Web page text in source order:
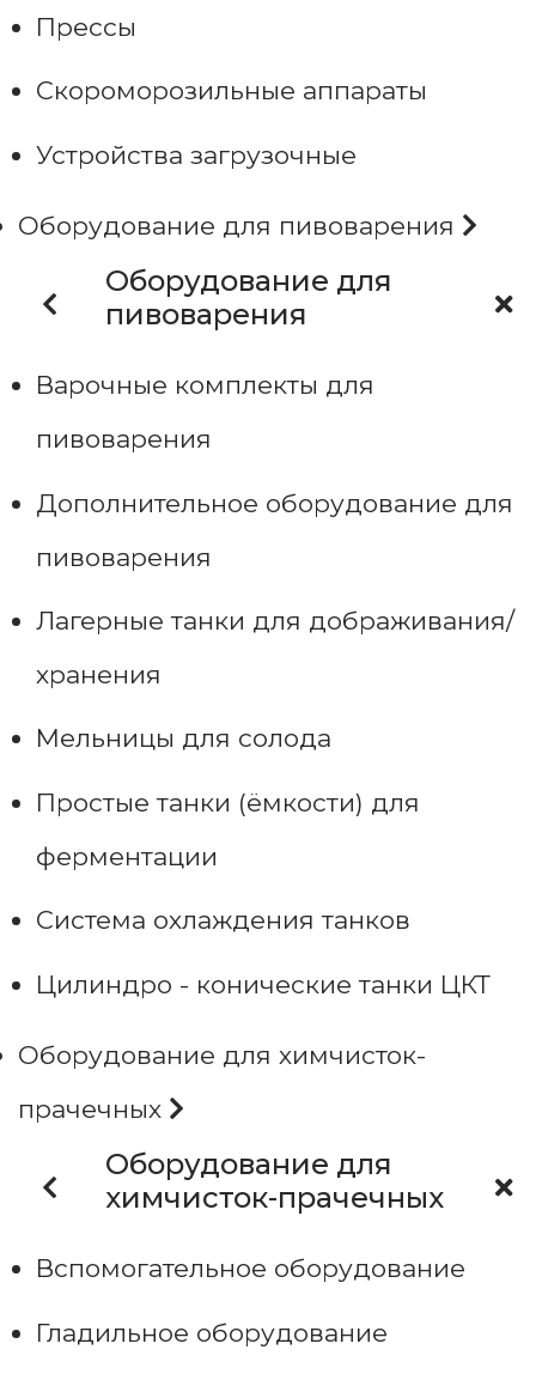
Прессы
Скороморозильные аппараты
Устройства загрузочные
Оборудование для пивоварения
Оборудование для
пивоварения
Варочные комплекты для
пивоварения
Дополнительное оборудование для
пивоварения
Лагерные танки для дображивания/
хранения
Мельницы для солода
Простые танки (ёмкости) для
ферментации
Система охлаждения танков
Цилиндро - конические танки ЦКТ
Оборудование для химчисток-
прачечных
Оборудование для
химчисток-прачечных
Вспомогательное оборудование
Гладильное оборудование